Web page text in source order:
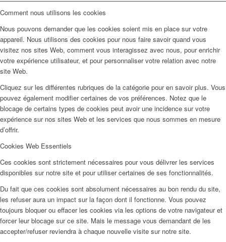
Comment nous utilisons les cookies
Nous pouvons demander que les cookies soient mis en place sur votre
appareil. Nous utilisons des cookies pour nous faire savoir quand vous
visitez nos sites Web, comment vous interagissez avec nous, pour enrichir
votre expérience utilisateur, et pour personnaliser votre relation avec notre
site Web.
Cliquez sur les différentes rubriques de la catégorie pour en savoir plus. Vous
pouvez également modifier certaines de vos préférences. Notez que le
blocage de certains types de cookies peut avoir une incidence sur votre
expérience sur nos sites Web et les services que nous sommes en mesure
d’offrir.
Cookies Web Essentiels
Ces cookies sont strictement nécessaires pour vous délivrer les services
disponibles sur notre site et pour utiliser certaines de ses fonctionnalités.
Du fait que ces cookies sont absolument nécessaires au bon rendu du site,
les refuser aura un impact sur la façon dont il fonctionne. Vous pouvez
toujours bloquer ou effacer les cookies via les options de votre navigateur et
forcer leur blocage sur ce site. Mais le message vous demandant de les
accepter/refuser reviendra à chaque nouvelle visite sur notre site.